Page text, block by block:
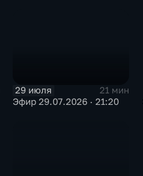
29 июля
21 мин
Эфир 29.07.2026 · 21:20